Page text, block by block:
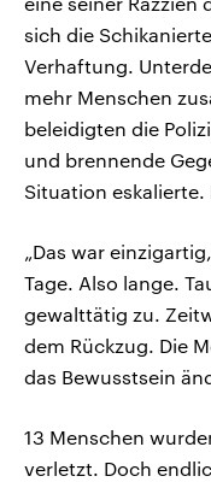
sich die
Verhaftung.
mehr Menschen
beleidigten die
und brennende
Situation
„Das war
Tage. Also lange.
gewalttätig zu.
dem Rückzug. Die
das Bewusstsein
13 Menschen
verletzt. Doch